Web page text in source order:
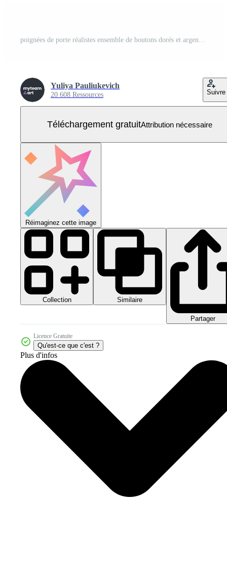
poignées de porte réalistes ensemble de boutons dorés et argentés Vecteur Gratuit
Yuliya Pauliukevich
20 608 Ressources Suivre
Téléchargement gratuitAttribution nécessaire
Réimaginez cette image
Collection Similaire
Partager
Licence Gratuite
Qu'est-ce que c'est ?
Plus d'infos